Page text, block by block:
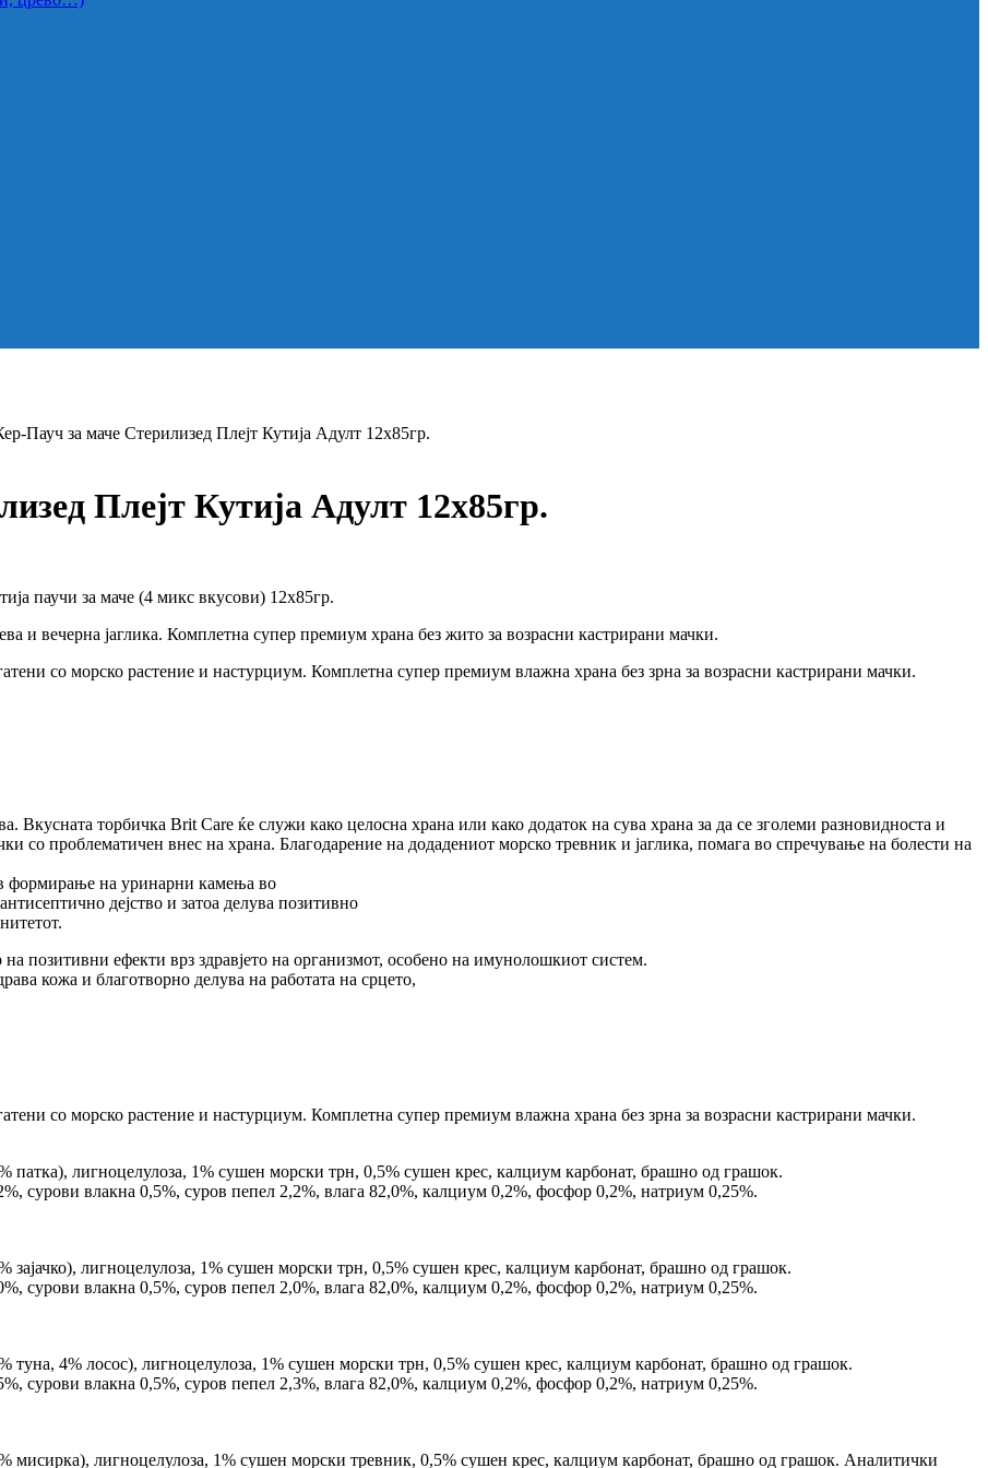
Пауч за маче Стерилизед Плејт Кутија Адулт 12х85гр.
Плејт Кутија Адулт 12х85гр.
паучи за маче (4 микс вкусови) 12х85гр.
и вечерна јаглика. Комплетна супер премиум храна без жито за возрасни кастрирани мачки.
со морско растение и настурциум. Комплетна супер премиум влажна храна без зрна за возрасни кастрирани мачки.
Вкусната торбичка Brit Care ќе служи како целосна храна или како додаток на сува храна за да се зголеми разновидноста и
со проблематичен внес на храна. Благодарение на додадениот морско тревник и јаглика, помага во спречување на болести на
формирање на уринарни камења во
дејство и затоа делува позитивно
позитивни ефекти врз здравјето на организмот, особено на имунолошкиот систем.
кожа и благотворно делува на работата на срцето,
со морско растение и настурциум. Комплетна супер премиум влажна храна без зрна за возрасни кастрирани мачки.
патка), лигноцелулоза, 1% сушен морски трн, 0,5% сушен крес, калциум карбонат, брашно од грашок.
сурови влакна 0,5%, суров пепел 2,2%, влага 82,0%, калциум 0,2%, фосфор 0,2%, натриум 0,25%.
лигноцелулоза, 1% сушен морски трн, 0,5% сушен крес, калциум карбонат, брашно од грашок.
сурови влакна 0,5%, суров пепел 2,0%, влага 82,0%, калциум 0,2%, фосфор 0,2%, натриум 0,25%.
4% лосос), лигноцелулоза, 1% сушен морски трн, 0,5% сушен крес, калциум карбонат, брашно од грашок.
сурови влакна 0,5%, суров пепел 2,3%, влага 82,0%, калциум 0,2%, фосфор 0,2%, натриум 0,25%.
мисирка), лигноцелулоза, 1% сушен морски тревник, 0,5% сушен крес, калциум карбонат, брашно од грашок. Аналитички